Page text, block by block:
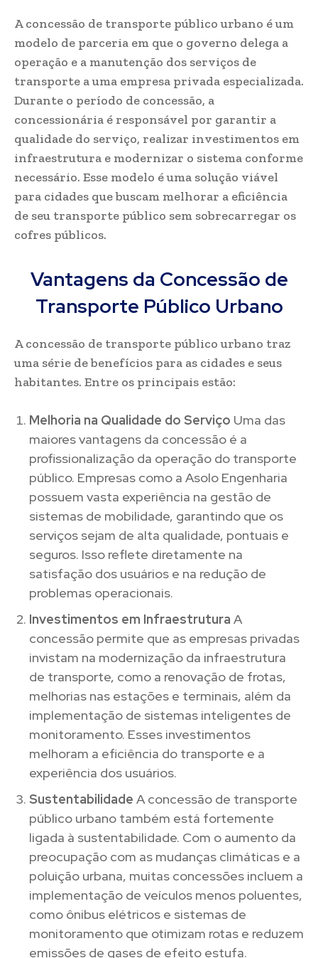
A concessão de transporte público urbano é um
modelo de parceria em que o governo delega a
operação e a manutenção dos serviços de
transporte a uma empresa privada especializada.
Durante o período de concessão, a
concessionária é responsável por garantir a
qualidade do serviço, realizar investimentos em
infraestrutura e modernizar o sistema conforme
necessário. Esse modelo é uma solução viável
para cidades que buscam melhorar a eficiência
de seu transporte público sem sobrecarregar os
cofres públicos.
Vantagens da Concessão de
Transporte Público Urbano
A concessão de transporte público urbano traz
uma série de benefícios para as cidades e seus
habitantes. Entre os principais estão:
Melhoria na Qualidade do Serviço Uma das
maiores vantagens da concessão é a
profissionalização da operação do transporte
público. Empresas como a Asolo Engenharia
possuem vasta experiência na gestão de
sistemas de mobilidade, garantindo que os
serviços sejam de alta qualidade, pontuais e
seguros. Isso reflete diretamente na
satisfação dos usuários e na redução de
problemas operacionais.
Investimentos em Infraestrutura A
concessão permite que as empresas privadas
invistam na modernização da infraestrutura
de transporte, como a renovação de frotas,
melhorias nas estações e terminais, além da
implementação de sistemas inteligentes de
monitoramento. Esses investimentos
melhoram a eficiência do transporte e a
experiência dos usuários.
Sustentabilidade A concessão de transporte
público urbano também está fortemente
ligada à sustentabilidade. Com o aumento da
preocupação com as mudanças climáticas e a
poluição urbana, muitas concessões incluem a
implementação de veículos menos poluentes,
como ônibus elétricos e sistemas de
monitoramento que otimizam rotas e reduzem
emissões de gases de efeito estufa.